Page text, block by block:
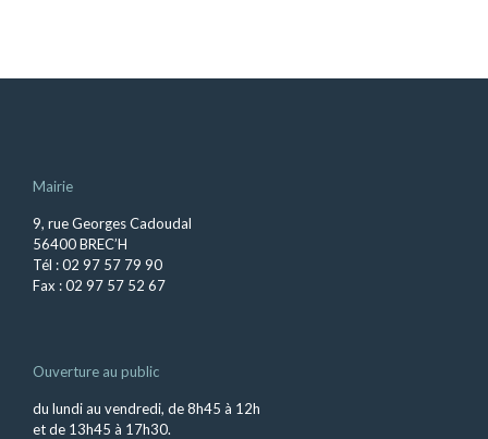
Mairie
9, rue Georges Cadoudal
56400 BREC’H
Tél : 02 97 57 79 90
Fax : 02 97 57 52 67
Ouverture au public
du lundi au vendredi, de 8h45 à 12h
et de 13h45 à 17h30.